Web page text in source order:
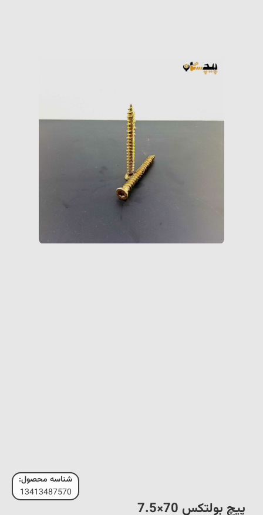
شناسه محصول:
13413487570
پیچ بولتکس 70×7.5